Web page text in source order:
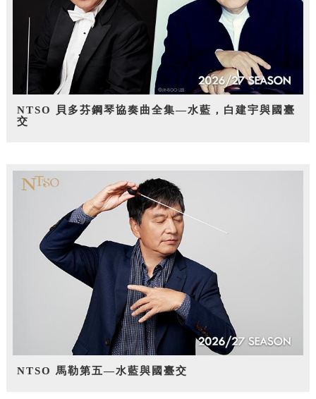
NTSO 貝多芬鋼琴協奏曲全集—水藍，白建宇與國臺
交
NTSO 馬勒第五—水藍與國臺交